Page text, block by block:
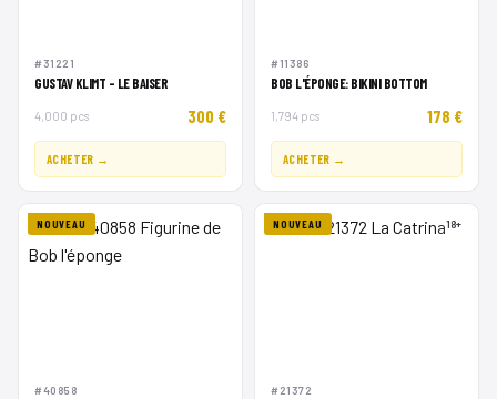
#31221
GUSTAV KLIMT - LE BAISER
4,000 pcs 300 €
ACHETER →
#11386
BOB L'ÉPONGE: BIKINI BOTTOM
1,794 pcs 178 €
ACHETER →
NOUVEAU
#40858
NOUVEAU 18+
#21372